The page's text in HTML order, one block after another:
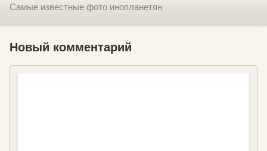
Самые известные фото инопланетян
Новый комментарий